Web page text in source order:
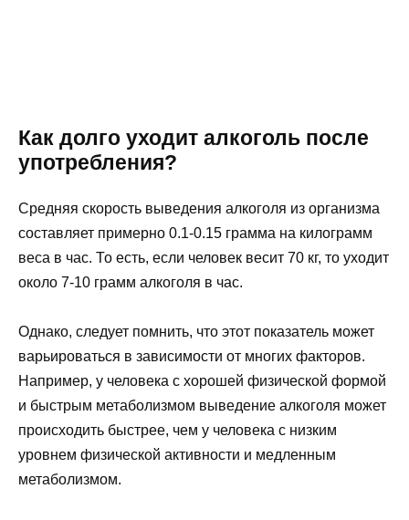
Как долго уходит алкоголь после
употребления?
Средняя скорость выведения алкоголя из организма
составляет примерно 0.1-0.15 грамма на килограмм
веса в час. То есть, если человек весит 70 кг, то уходит
около 7-10 грамм алкоголя в час.
Однако, следует помнить, что этот показатель может
варьироваться в зависимости от многих факторов.
Например, у человека с хорошей физической формой
и быстрым метаболизмом выведение алкоголя может
происходить быстрее, чем у человека с низким
уровнем физической активности и медленным
метаболизмом.